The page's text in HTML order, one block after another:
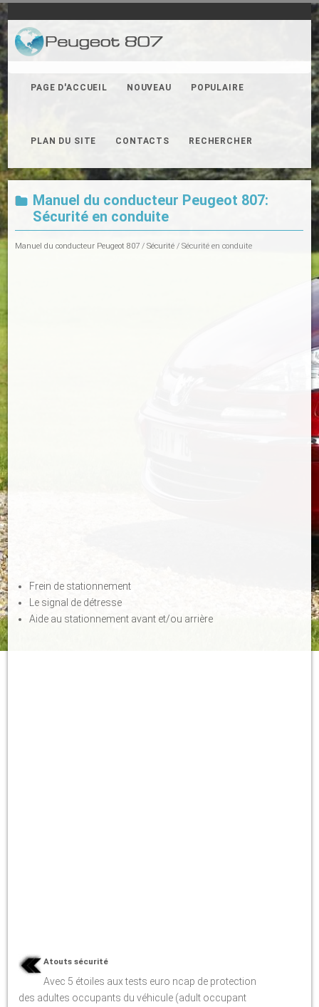
PAGE D'ACCUEIL NOUVEAU POPULAIRE
PLAN DU SITE CONTACTS RECHERCHER
Manuel du conducteur Peugeot 807:
Sécurité en conduite
Manuel du conducteur Peugeot 807 /Sécurité / Sécurité en conduite
Frein de stationnement
Le signal de détresse
Aide au stationnement avant et/ou arrière
Atouts sécurité
Avec 5 étoiles aux tests euro ncap de protection
des adultes occupants du véhicule (adult occupant